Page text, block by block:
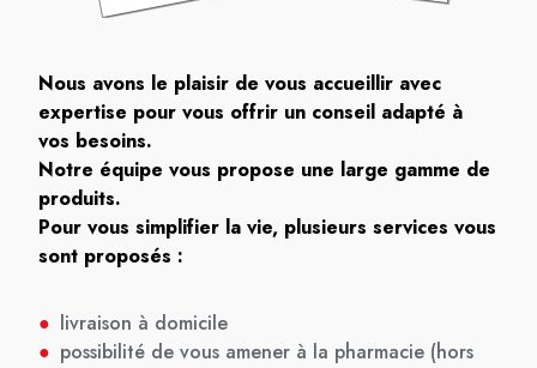
Nous avons le plaisir de vous accueillir avec
expertise pour vous offrir un conseil adapté à
vos besoins.
Notre équipe vous propose une large gamme de
produits.
Pour vous simplifier la vie, plusieurs services vous
sont proposés :
● livraison à domicile
● possibilité de vous amener à la pharmacie (hors